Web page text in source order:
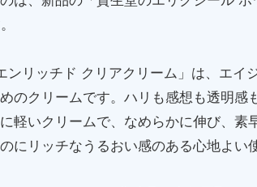
ンリッチド クリアクリーム」は、エイ
のクリームです。ハリも感想も透明感
軽いクリームで、なめらかに伸び、素
にリッチなうるおい感のある心地よい